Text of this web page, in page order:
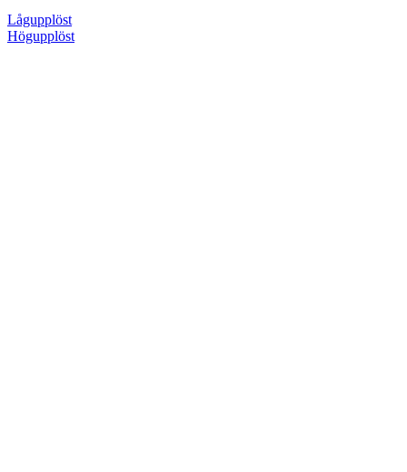
Lågupplöst
Högupplöst